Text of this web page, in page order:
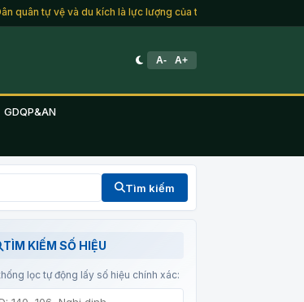
tự vệ và du kích là lực lượng của toàn dân tộc, là một lực
A- A+
GDQP&AN
Tìm kiếm
TÌM KIẾM SỐ HIỆU
lọc tự động lấy số hiệu chính xác: